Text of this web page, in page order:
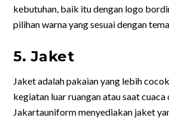
kebutuhan, baik itu dengan logo
pilihan warna yang sesuai dengan
5. Jaket
Jaket adalah pakaian yang lebih
kegiatan luar ruangan atau saat cuaca
Jakartauniform menyediakan jaket